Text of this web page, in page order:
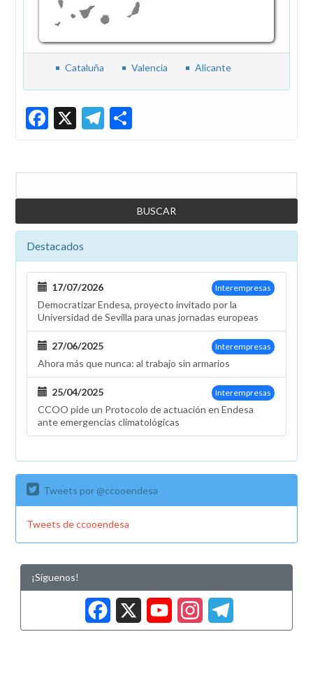
Cataluña Valencia Alicante
Facebook
X Telegram
Destacados
Interempresas
17/07/2026
Democratizar Endesa, proyecto invitado por la
Universidad de Sevilla para unas jornadas europeas
Interempresas
27/06/2025
Ahora más que nunca: al trabajo sin armarios
Interempresas
25/04/2025
CCOO pide un Protocolo de actuación en Endesa
ante emergencias climatológicas
Tweets por @ccooendesa
Tweets de ccooendesa
¡Síguenos!
Facebook
X